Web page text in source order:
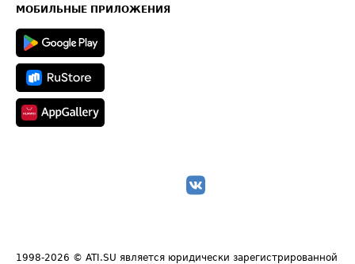
Техническая информация
МОБИЛЬНЫЕ ПРИЛОЖЕНИЯ
1998-2026 © ATI.SU является юридически зарегистрированной